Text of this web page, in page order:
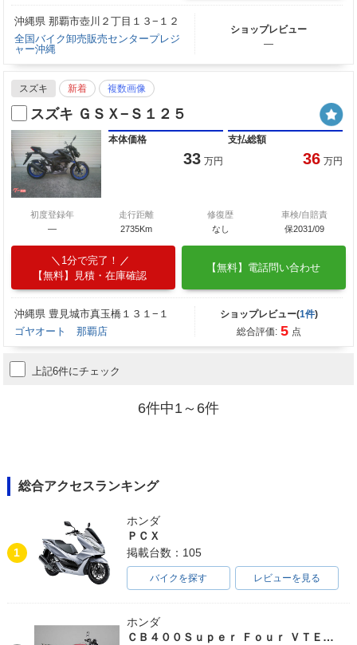
沖縄県 那覇市壺川２丁目１３−１２
全国バイク卸売販売センタープレジ
ャー沖縄
ショップレビュー
―
スズキ 新着 複数画像
スズキ ＧＳＸ−Ｓ１２５
本体価格
33 万円
支払総額
36 万円
初度登録年
―
走行距離
2735Km
修復歴
なし
車検/自賠責
保2031/09
1分で完了！
【無料】見積・在庫確認
【無料】電話問い合わせ
沖縄県 豊見城市真玉橋１３１−１
ゴヤオート 那覇店
ショップレビュー(1件)
総合評価: 5 点
上記6件にチェック
6件中1～6件
総合アクセスランキング
1
ホンダ
ＰＣＸ
掲載台数：105
バイクを探す レビューを見る
ホンダ
ＣＢ４００Ｓｕｐｅｒ Ｆｏｕｒ ＶＴＥＣ ＳＰＥＣ３